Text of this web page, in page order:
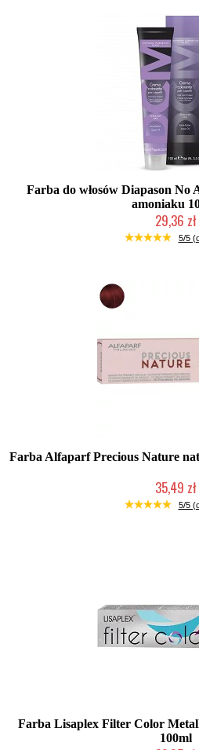
Farba do włosów Diapason No
amoniaku
29,36 zł
Duża ilość 5/5
Farba Alfaparf Precious Nature
35,49 zł
Produkt 5/5
Farba Lisaplex Filter Color
100ml